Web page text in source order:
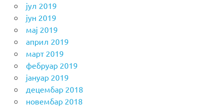
јул 2019
јун 2019
мај 2019
април 2019
март 2019
фебруар 2019
јануар 2019
децембар 2018
новембар 2018